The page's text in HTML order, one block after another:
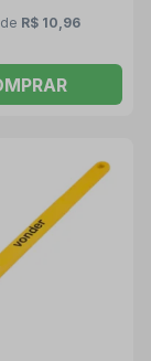
R$ 10,96